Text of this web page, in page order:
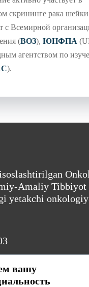
скрининге рака
с Всемирной
(ВОЗ), ЮНФПА
агентством по
).
Amaliy
yetakchi
sh., Olmazor
вашу